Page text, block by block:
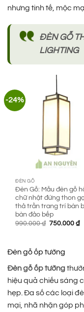
nhưng tinh tế, mộc
ĐÈN GỖ
LIGHTING
-24%
ĐÈN GỖ
Đèn Gỗ: Mẫu đèn gỗ
chữ nhật đứng thon
thả trần trang trí bàn
bàn đảo bếp
990.000₫ Giá
750.000₫
Đèn gỗ ốp tường
Đèn gỗ ốp tường
hiệu quả chiếu sáng
hẹp. Đa số các loại
mại, nhã nhặn góp